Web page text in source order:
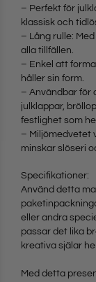
– Perfekt för
klassisk och
– Lång rulle:
alla tillfällen.
– Enkel att
håller sin form.
– Användbar för
julklappar,
festlighet som
– Miljömedvetet
minskar slöseri
Specifikationer:
Använd detta
eller andra
passar det lika
kreativa själar
Med detta